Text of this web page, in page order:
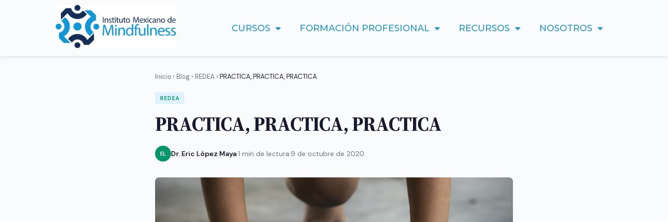
CURSOS FORMACIÓN PROFESIONAL RECURSOS NOSOTROS
Inicio › Blog › REDEA › PRACTICA, PRACTICA, PRACTICA
REDEA
PRACTICA, PRACTICA, PRACTICA
EL Dr. Eric López Maya1 min de lectura 9 de octubre de 2020